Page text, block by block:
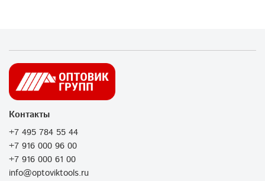
Контакты
+7 495 784 55 44
+7 916 000 96 00
+7 916 000 61 00
info@optoviktools.ru